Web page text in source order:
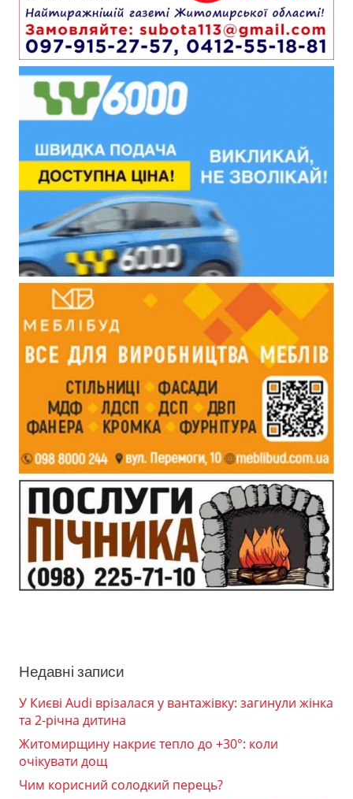
Недавні записи
У Києві Audi врізалася у вантажівку: загинули жінка
та 2-річна дитина
Житомирщину накриє тепло до +30°: коли
очікувати дощ
Чим корисний солодкий перець?